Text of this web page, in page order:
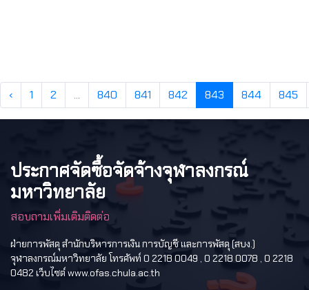
‹ 1 2 ... 840 841 842 843 844 845
ประกาศจัดซื้อจัดจ้างจุฬาลงกรณ์
มหาวิทยาลัย
สอบถามเพิ่มเติมติดต่อ
ฝ่ายการพัสดุ สำนักบริหารการเงิน การบัญชี และการพัสดุ (สบง.)
จุฬาลงกรณ์มหาวิทยาลัย โทรศัพท์ 0 2218 0049 , 0 2218 0078 , 0 2218
0482 เว็บไซต์ www.ofas.chula.ac.th